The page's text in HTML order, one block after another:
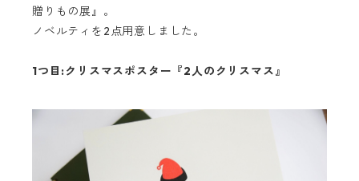
贈りもの展』。
ノベルティを2点用意しました。
1つ目:クリスマスポスター『2人のクリスマス』